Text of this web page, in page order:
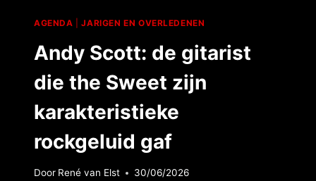
AGENDA |JARIGEN EN OVERLEDENEN
Andy Scott: de gitarist
die the Sweet zijn
karakteristieke
rockgeluid gaf
Door René van Elst 30/06/2026